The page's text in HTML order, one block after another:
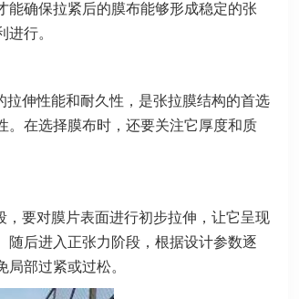
确保拉紧后的膜布能够形成稳定的张
行。
伸性能和耐久性，是张拉膜结构的首选
。在选择膜布时，还要关注它厚度和质
要对膜片表面进行初步拉伸，让它呈现
后进入正张力阶段，根据设计参数逐
部过紧或过松。